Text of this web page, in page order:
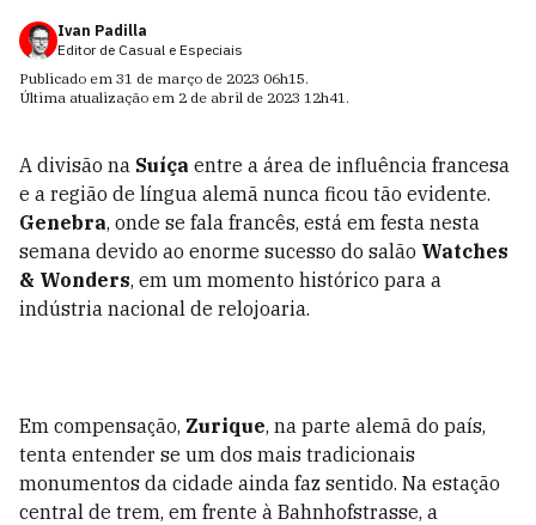
Ivan Padilla
Editor de Casual e Especiais
Publicado em 31 de março de 2023 06h15.
Última atualização em 2 de abril de 2023 12h41.
A divisão na Suíça entre a área de influência francesa
e a região de língua alemã nunca ficou tão evidente.
Genebra, onde se fala francês, está em festa nesta
semana devido ao enorme sucesso do salão Watches
& Wonders, em um momento histórico para a
indústria nacional de relojoaria.
Em compensação, Zurique, na parte alemã do país,
tenta entender se um dos mais tradicionais
monumentos da cidade ainda faz sentido. Na estação
central de trem, em frente à Bahnhofstrasse, a